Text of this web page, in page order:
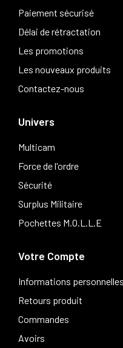
Paiement sécurisé
Délai de rétractation
Les promotions
Les nouveaux produits
Contactez-nous
Univers
Multicam
Force de l'ordre
Sécurité
Surplus Militaire
Pochettes M.O.L.L.E
Votre Compte
Informations personnelles
Retours produit
Commandes
Avoirs